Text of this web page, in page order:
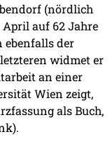
(nördlich
April auf 62 Jahre
ebenfalls der
widmet er
an einer
Wien zeigt,
als Buch,